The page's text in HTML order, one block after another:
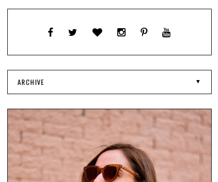
ARCHIVE